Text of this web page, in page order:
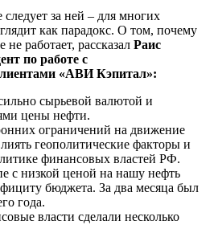
за ней – для многих
как парадокс. О том, почему
работает, рассказал Раис
по работе с
«АВИ Кэпитал»:
сырьевой валютой и
цены нефти.
ограничений на движение
геополитические факторы и
финансовых властей РФ.
с низкой ценой на нашу нефть
бюджета. За два месяца был
года.
власти сделали несколько